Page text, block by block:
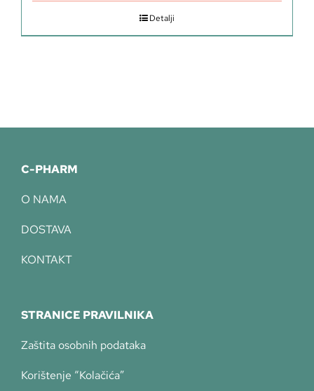
Detalji
C-PHARM
O NAMA
DOSTAVA
KONTAKT
STRANICE PRAVILNIKA
Zaštita osobnih podataka
Korištenje “Kolačića”